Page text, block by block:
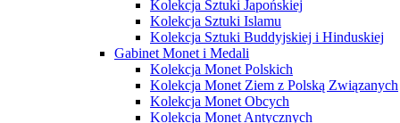
Kolekcja Sztuki Japońskiej
Kolekcja Sztuki Islamu
Kolekcja Sztuki Buddyjskiej i Hinduskiej
Gabinet Monet i Medali
Kolekcja Monet Polskich
Kolekcja Monet Ziem z Polską Związanych
Kolekcja Monet Obcych
Kolekcja Monet Antycznych